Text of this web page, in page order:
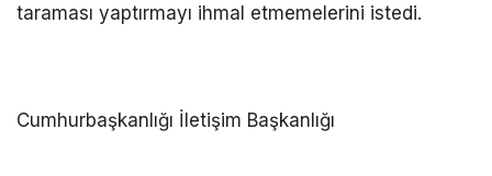
taraması yaptırmayı ihmal etmemelerini istedi.
Cumhurbaşkanlığı İletişim Başkanlığı